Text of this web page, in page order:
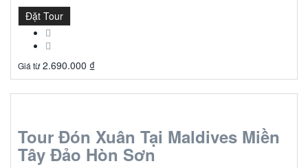
Đặt Tour
Giá từ 2.690.000 ₫
Tour Đón Xuân Tại Maldives Miền
Tây Đảo Hòn Sơn